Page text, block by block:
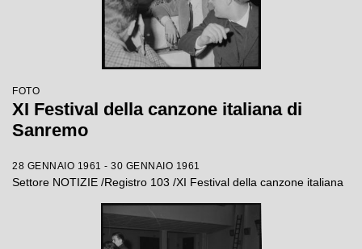
FOTO
XI Festival della canzone italiana di
Sanremo
28 GENNAIO 1961 - 30 GENNAIO 1961
Settore NOTIZIE /Registro 103 /XI Festival della canzone italiana